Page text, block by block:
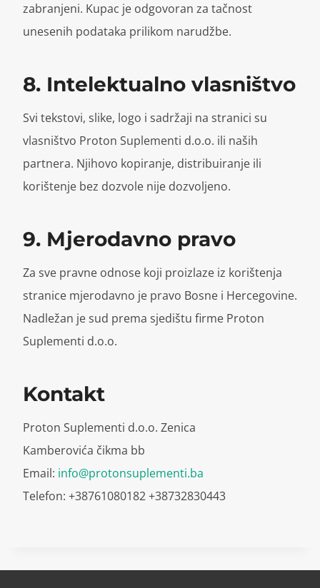
zabranjeni. Kupac je odgovoran za tačnost
unesenih podataka prilikom narudžbe.
8. Intelektualno vlasništvo
Svi tekstovi, slike, logo i sadržaji na stranici su
vlasništvo Proton Suplementi d.o.o. ili naših
partnera. Njihovo kopiranje, distribuiranje ili
korištenje bez dozvole nije dozvoljeno.
9. Mjerodavno pravo
Za sve pravne odnose koji proizlaze iz korištenja
stranice mjerodavno je pravo Bosne i Hercegovine.
Nadležan je sud prema sjedištu firme Proton
Suplementi d.o.o.
Kontakt
Proton Suplementi d.o.o. Zenica
Kamberovića čikma bb
Email: info@protonsuplementi.ba
Telefon: +38761080182 +38732830443